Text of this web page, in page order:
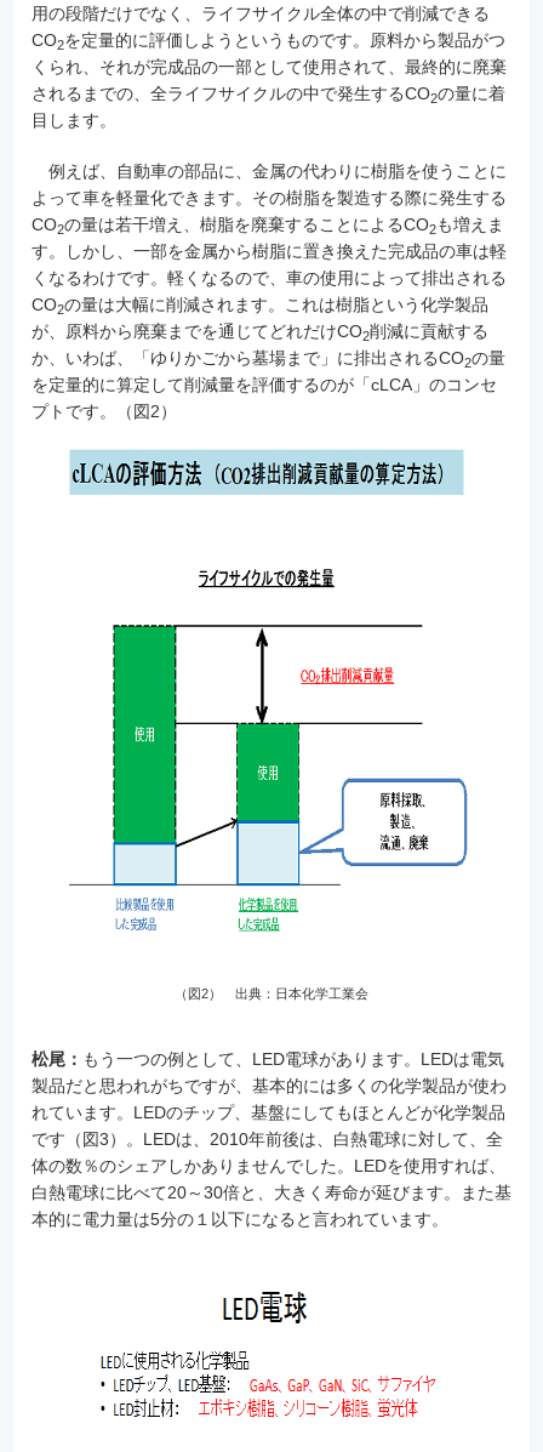
用の段階だけでなく、ライフサイクル全体の中で削減できる
CO2を定量的に評価しようというものです。原料から製品がつ
くられ、それが完成品の一部として使用されて、最終的に廃棄
されるまでの、全ライフサイクルの中で発生するCO2の量に着
目します。
例えば、自動車の部品に、金属の代わりに樹脂を使うことに
よって車を軽量化できます。その樹脂を製造する際に発生する
CO2の量は若干増え、樹脂を廃棄することによるCO2も増えま
す。しかし、一部を金属から樹脂に置き換えた完成品の車は軽
くなるわけです。軽くなるので、車の使用によって排出される
CO2の量は大幅に削減されます。これは樹脂という化学製品
が、原料から廃棄までを通じてどれだけCO2削減に貢献する
か、いわば、「ゆりかごから墓場まで」に排出されるCO2の量
を定量的に算定して削減量を評価するのが「cLCA」のコンセ
プトです。（図2）
（図2） 出典：日本化学工業会
松尾： もう一つの例として、LED電球があります。LEDは電気
製品だと思われがちですが、基本的には多くの化学製品が使わ
れています。LEDのチップ、基盤にしてもほとんどが化学製品
です（図3）。LEDは、2010年前後は、白熱電球に対して、全
体の数％のシェアしかありませんでした。LEDを使用すれば、
白熱電球に比べて20～30倍と、大きく寿命が延びます。また基
本的に電力量は5分の１以下になると言われています。